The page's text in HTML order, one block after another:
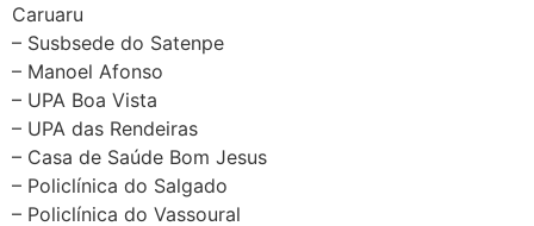
Caruaru
– Susbsede do Satenpe
– Manoel Afonso
– UPA Boa Vista
– UPA das Rendeiras
– Casa de Saúde Bom Jesus
– Policlínica do Salgado
– Policlínica do Vassoural